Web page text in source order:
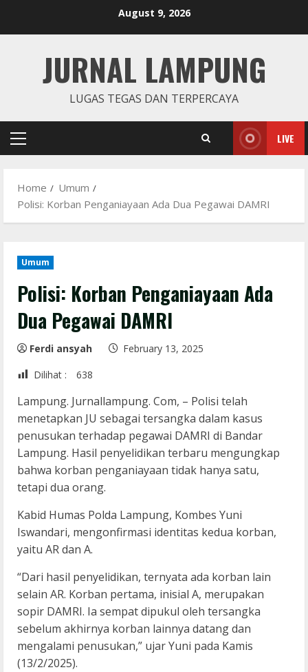
August 9, 2026
JURNAL LAMPUNG
LUGAS TEGAS DAN TERPERCAYA
Primary
LIVE
Home
Umum
Polisi: Korban Penganiayaan Ada Dua Pegawai DAMRI
Umum
Polisi: Korban Penganiayaan Ada
Dua Pegawai DAMRI
Ferdi ansyah
February 13, 2025
Dilihat :
638
Lampung. Jurnallampung. Com, – Polisi telah
menetapkan JU sebagai tersangka dalam kasus
penusukan terhadap pegawai DAMRI di Bandar
Lampung. Hasil penyelidikan terbaru mengungkap
bahwa korban penganiayaan tidak hanya satu,
tetapi dua orang.
Kabid Humas Polda Lampung, Kombes Yuni
Iswandari, mengonfirmasi identitas kedua korban,
yaitu AR dan A.
“Dari hasil penyelidikan, ternyata ada korban lain
selain AR. Korban pertama, inisial A, merupakan
sopir DAMRI. Ia sempat dipukul oleh tersangka
sebelum akhirnya korban lainnya datang dan
mengalami penusukan,” ujar Yuni pada Kamis
(13/2/2025).